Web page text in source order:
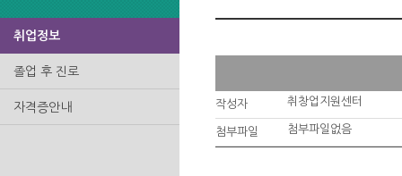
취업정보
졸업 후 진로
자격증안내 작성자 취창업지원센터
첨부파일 첨부파일없음